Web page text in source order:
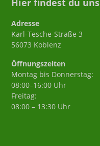
Hier findest du uns
Adresse
Karl-Tesche-Straße 3
56073 Koblenz
Öffnungszeiten
Montag bis Donnerstag:
08:00–16:00 Uhr
Freitag:
08:00 – 13:30 Uhr